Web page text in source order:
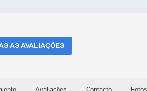
AS AVALIAÇÕES
Avaliações Contacto Fotos